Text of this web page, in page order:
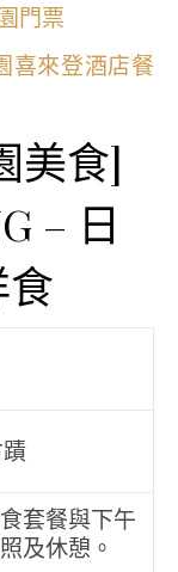
門票
喜來登酒店餐
美食]
– 日
套餐與下午
及休憩。